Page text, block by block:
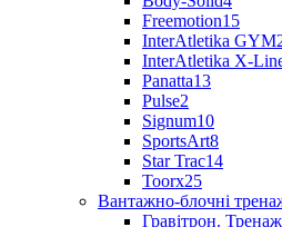
Freemotion15
InterAtletika GYM
InterAtletika X-
Panatta13
Pulse2
Signum10
SportsArt8
Star Trac14
Toorx25
Вантажно-блочні
Гравітрон.